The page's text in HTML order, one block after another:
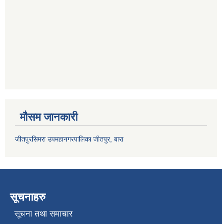
मौसम जानकारी
जीतपुरसिमरा उपमहानगरपालिका जीतपुर, बारा
सूचनाहरु
सूचना तथा समाचार